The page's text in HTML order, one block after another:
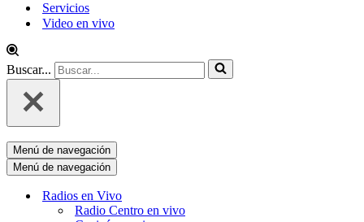
Servicios
Video en vivo
Buscar...
Menú de navegación
Menú de navegación
Radios en Vivo
Radio Centro en vivo